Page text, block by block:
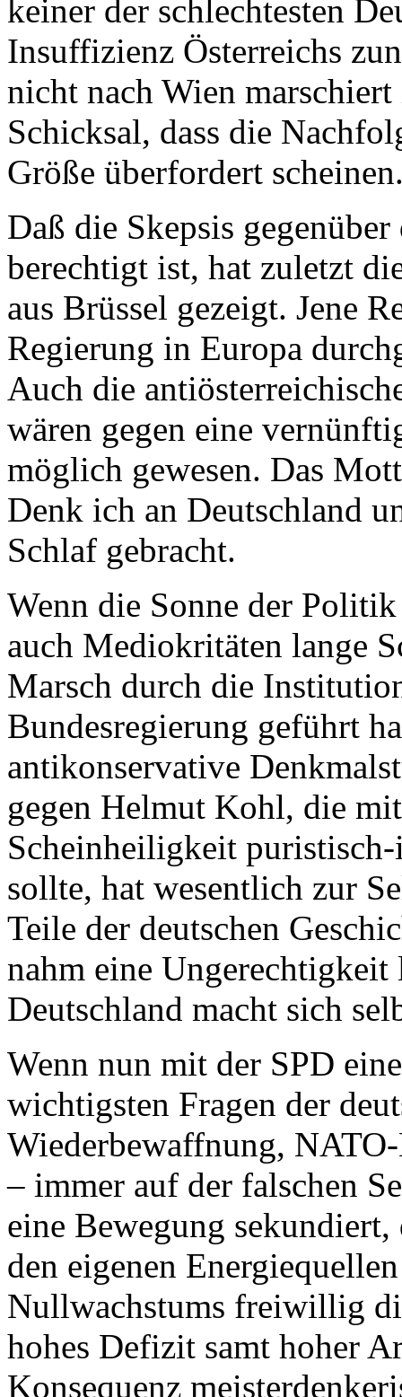
keiner der schlechtesten
Insuffizienz Österreichs
nicht nach Wien
Schicksal, dass die
Größe überfordert
Daß die Skepsis
berechtigt ist, hat zuletzt
aus Brüssel gezeigt. Jene
Regierung in Europa
Auch die
wären gegen eine
möglich gewesen. Das
Denk ich an Deutschland
Schlaf gebracht.
Wenn die Sonne der
auch Mediokritäten lange
Marsch durch die
Bundesregierung geführt
antikonservative
gegen Helmut Kohl, die
Scheinheiligkeit
sollte, hat wesentlich zur
Teile der deutschen
nahm eine
Deutschland macht sich
Wenn nun mit der SPD
wichtigsten Fragen der
Wiederbewaffnung,
– immer auf der falschen
eine Bewegung
den eigenen
Nullwachstums freiwillig
hohes Defizit samt hoher
Konsequenz